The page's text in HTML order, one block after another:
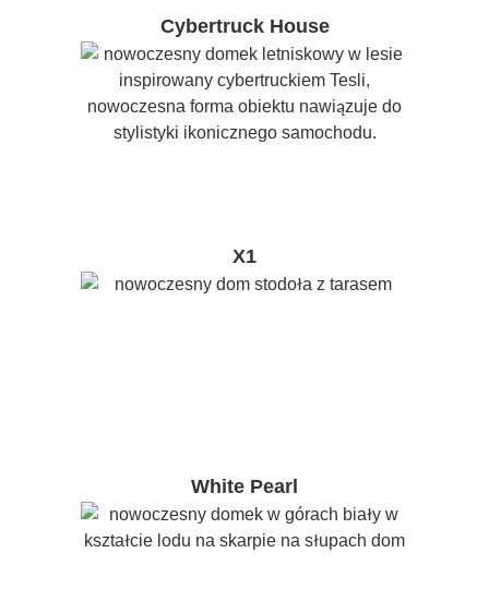
Cybertruck House
X1
White Pearl